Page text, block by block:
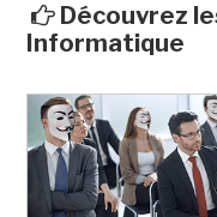
Découvrez
Informatique